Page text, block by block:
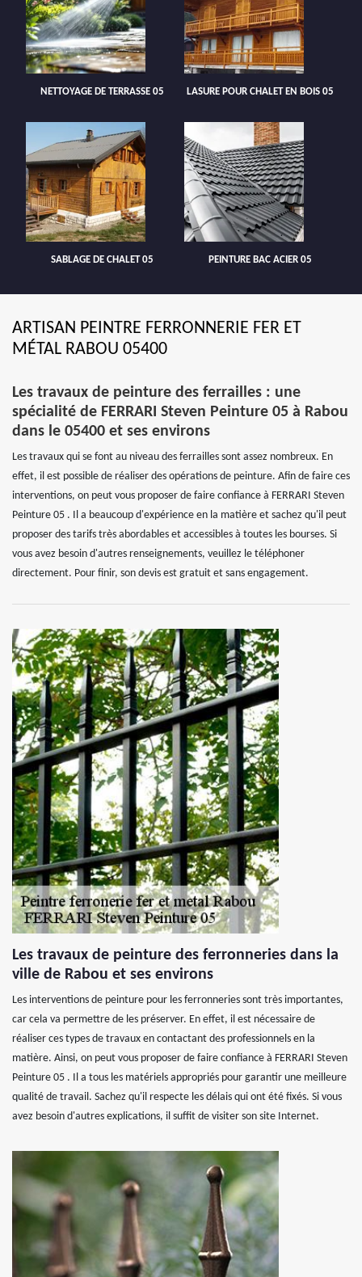
NETTOYAGE DE TERRASSE 05 LASURE POUR CHALET EN BOIS 05
SABLAGE DE CHALET 05 PEINTURE BAC ACIER 05
ARTISAN PEINTRE FERRONNERIE FER ET
MÉTAL RABOU 05400
Les travaux de peinture des ferrailles : une
spécialité de FERRARI Steven Peinture 05 à Rabou
dans le 05400 et ses environs
Les travaux qui se font au niveau des ferrailles sont assez nombreux. En
effet, il est possible de réaliser des opérations de peinture. Afin de faire ces
interventions, on peut vous proposer de faire confiance à FERRARI Steven
Peinture 05 . Il a beaucoup d'expérience en la matière et sachez qu'il peut
proposer des tarifs très abordables et accessibles à toutes les bourses. Si
vous avez besoin d'autres renseignements, veuillez le téléphoner
directement. Pour finir, son devis est gratuit et sans engagement.
Les travaux de peinture des ferronneries dans la
ville de Rabou et ses environs
Les interventions de peinture pour les ferronneries sont très importantes,
car cela va permettre de les préserver. En effet, il est nécessaire de
réaliser ces types de travaux en contactant des professionnels en la
matière. Ainsi, on peut vous proposer de faire confiance à FERRARI Steven
Peinture 05 . Il a tous les matériels appropriés pour garantir une meilleure
qualité de travail. Sachez qu'il respecte les délais qui ont été fixés. Si vous
avez besoin d'autres explications, il suffit de visiter son site Internet.